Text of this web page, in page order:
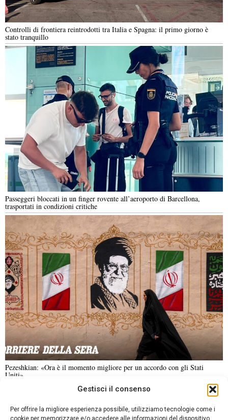
Gestisci il consenso
Per offrire la migliore esperienza possibile, utilizziamo tecnologie come i
cookie per memorizzare e/o accedere alle informazioni del dispositivo.
Controlli di frontiera reintrodotti tra Italia e Spagna: il primo giorno è
stato tranquillo
Passeggeri bloccati in un finger rovente all’aeroporto di Barcellona,
trasportati in condizioni critiche
Pezeshkian: «Ora è il momento migliore per un accordo con gli Stati
Uniti»
ANALISI E OPINIONI
SPORT CULTURA VIAGGI